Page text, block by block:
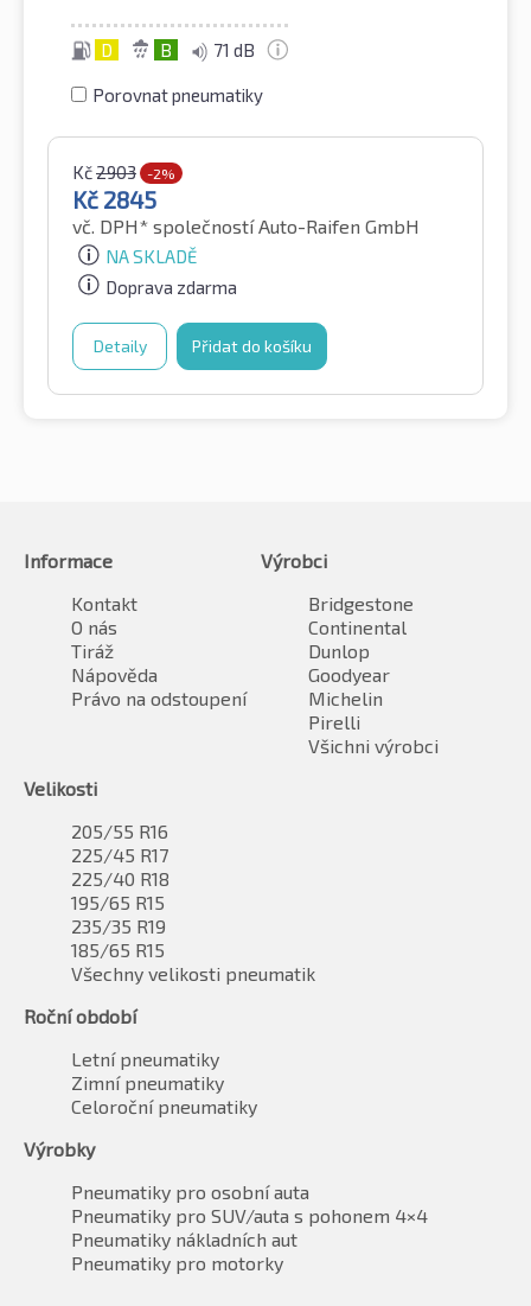
D B 71 dB
Porovnat pneumatiky
Kč2903 -2%
Kč 2845
vč. DPH* společností Auto-Raifen GmbH
NA SKLADĚ
Doprava zdarma
Detaily Přidat do košíku
Informace
Kontakt
O nás
Tiráž
Nápověda
Právo na odstoupení
Výrobci
Bridgestone
Continental
Dunlop
Goodyear
Michelin
Pirelli
Všichni výrobci
Velikosti
205/55 R16
225/45 R17
225/40 R18
195/65 R15
235/35 R19
185/65 R15
Všechny velikosti pneumatik
Roční období
Letní pneumatiky
Zimní pneumatiky
Celoroční pneumatiky
Výrobky
Pneumatiky pro osobní auta
Pneumatiky pro SUV/auta s pohonem 4×4
Pneumatiky nákladních aut
Pneumatiky pro motorky